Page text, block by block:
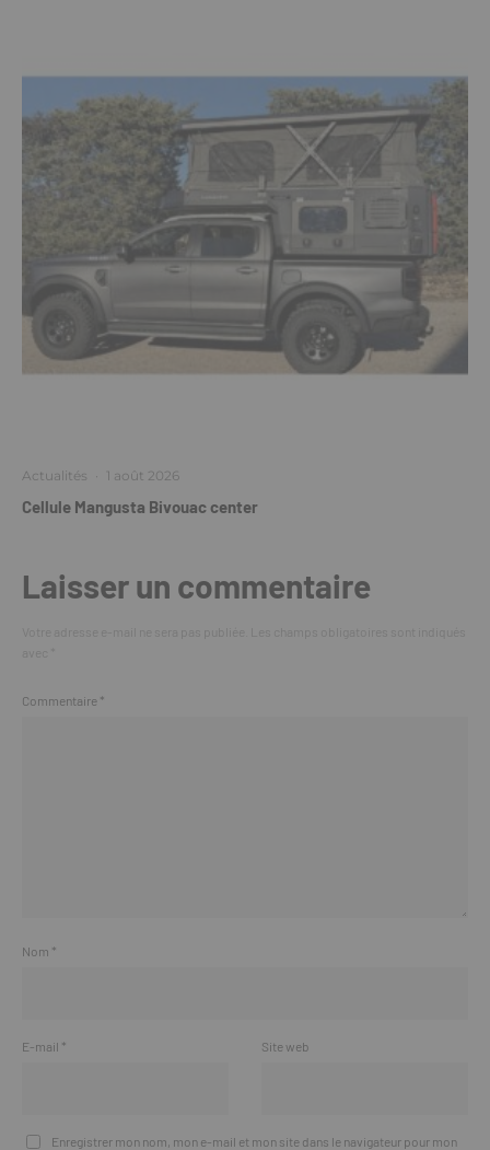
Actualités · 1 août 2026
Cellule Mangusta Bivouac center
Laisser un commentaire
Commentaire *
Nom *
E-mail * Site web
Enregistrer mon nom, mon e-mail et mon site dans le navigateur pour mon